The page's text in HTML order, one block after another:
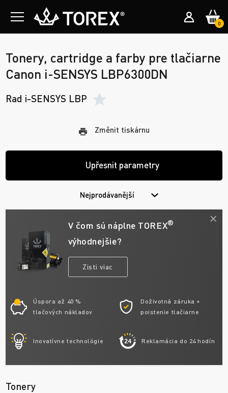
0
Tonery, cartridge a farby pre tlačiarne
Canon i-SENSYS LBP6300DN
Rad i-SENSYS LBP
Změnit tiskárnu
Upřesnit parametry
Nejprodávanější
V čom sú náplne TOREX®
výhodnejšie?
Zisti viac
Úspora až 40 %
tlačových nákladov
Doživotná záruka +
poistenie tlačiarne
Inovatívne technológie Reklamácia do 24 hodín
Tonery